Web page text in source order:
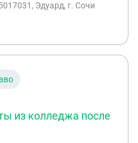
Эдуард, г. Сочи
из колледжа после